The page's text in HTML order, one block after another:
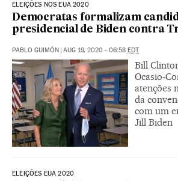
ELEIÇÕES NOS EUA 2020
Democratas formalizam
presidencial de Biden contra
PABLO GUIMÓN AUG 19, 2020 - 06:58 EDT
Bill
Ocasio-
atenções
da
com um
Jill Biden
ELEIÇÕES EUA 2020